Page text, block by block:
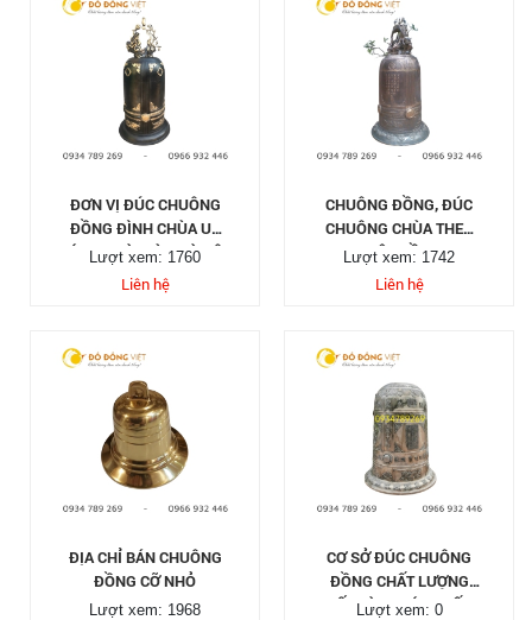
ĐƠN VỊ ĐÚC CHUÔNG
ĐỒNG ĐÌNH CHÙA UY
TÍN TẠI SÀI GÒN HÀ NỘI
Lượt xem: 1760
Liên hệ
CHUÔNG ĐỒNG, ĐÚC
CHUÔNG CHÙA THEO
YÊU CẦU
Lượt xem: 1742
Liên hệ
ĐỊA CHỈ BÁN CHUÔNG
ĐỒNG CỠ NHỎ
Lượt xem: 1968
CƠ SỞ ĐÚC CHUÔNG
ĐỒNG CHẤT LƯỢNG
TỐT VÀ UY TÍN NHẤT
Lượt xem: 0